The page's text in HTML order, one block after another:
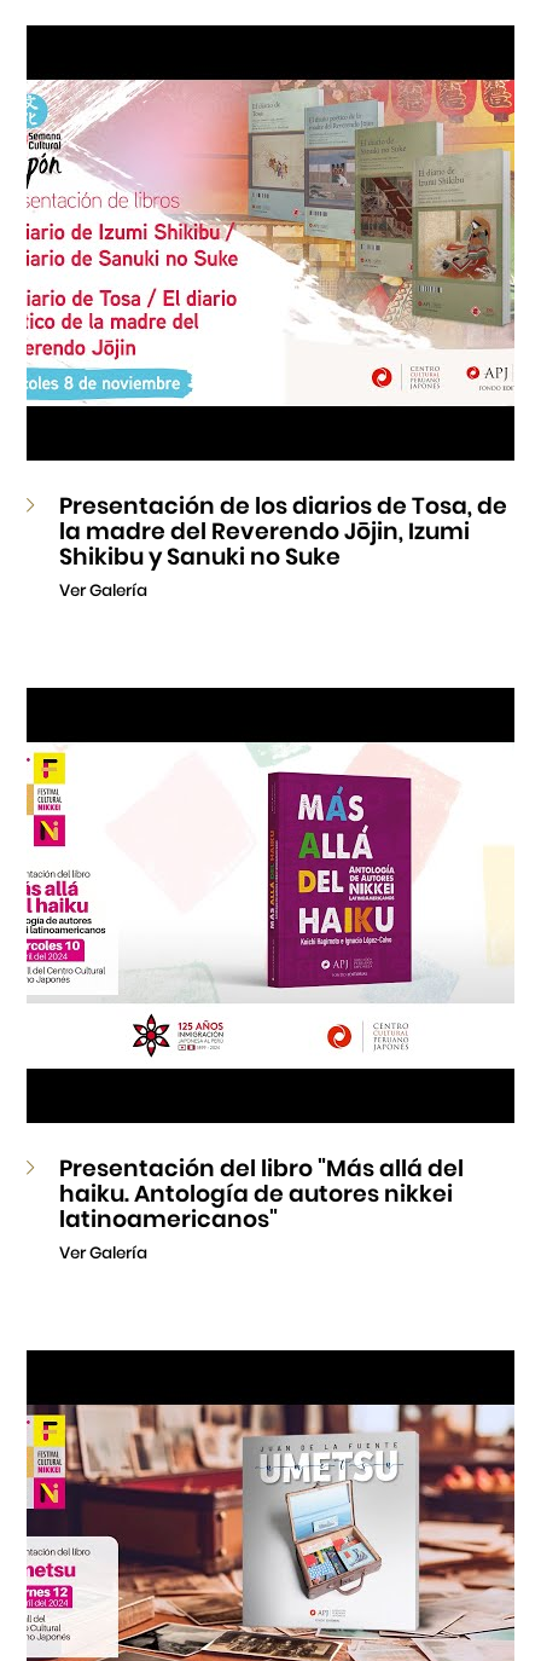
Museo de la Inmigración Japonesa
Fondo Editorial
Teatro Peruano Japonés
Presentación de los diarios de Tosa, de
la madre del Reverendo Jōjin, Izumi
Shikibu y Sanuki no Suke
Ver Galería
Presentación del libro "Más allá del
haiku. Antología de autores nikkei
latinoamericanos"
Ver Galería